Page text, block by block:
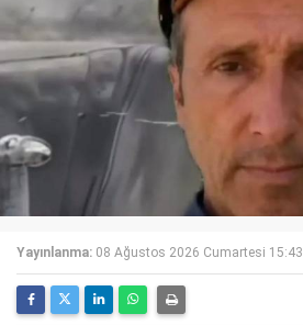
Yayınlanma: 08 Ağustos 2026 Cumartesi 15:43